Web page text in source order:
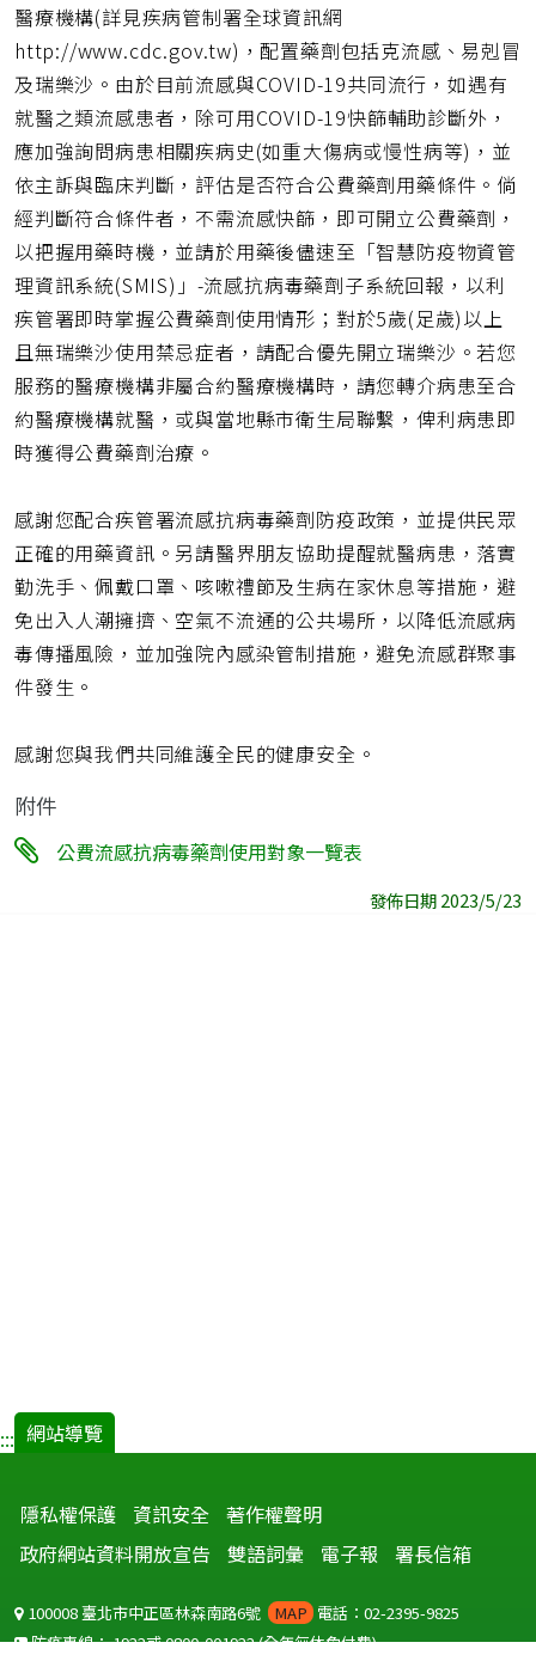
醫療機構(詳見疾病管制署全球資訊網
http://www.cdc.gov.tw)，配置藥劑包括克流感、易剋冒
及瑞樂沙。由於目前流感與COVID-19共同流行，如遇有
就醫之類流感患者，除可用COVID-19快篩輔助診斷外，
應加強詢問病患相關疾病史(如重大傷病或慢性病等)，並
依主訴與臨床判斷，評估是否符合公費藥劑用藥條件。倘
經判斷符合條件者，不需流感快篩，即可開立公費藥劑，
以把握用藥時機，並請於用藥後儘速至「智慧防疫物資管
理資訊系統(SMIS)」-流感抗病毒藥劑子系統回報，以利
疾管署即時掌握公費藥劑使用情形；對於5歲(足歲)以上
且無瑞樂沙使用禁忌症者，請配合優先開立瑞樂沙。若您
服務的醫療機構非屬合約醫療機構時，請您轉介病患至合
約醫療機構就醫，或與當地縣市衛生局聯繫，俾利病患即
時獲得公費藥劑治療。
感謝您配合疾管署流感抗病毒藥劑防疫政策，並提供民眾
正確的用藥資訊。另請醫界朋友協助提醒就醫病患，落實
勤洗手、佩戴口罩、咳嗽禮節及生病在家休息等措施，避
免出入人潮擁擠、空氣不流通的公共場所，以降低流感病
毒傳播風險，並加強院內感染管制措施，避免流感群聚事
件發生。
感謝您與我們共同維護全民的健康安全。
附件
公費流感抗病毒藥劑使用對象一覽表
發佈日期 2023/5/23
::: 網站導覽
隱私權保護 資訊安全 著作權聲明
政府網站資料開放宣告
雙語詞彙 電子報 署長信箱
100008 臺北市中正區林森南路6號 MAP 電話：02-2395-9825
防疫專線：1922或0800-001922(全年無休免付費)